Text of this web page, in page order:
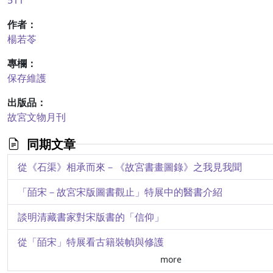
作者：
楊若苓
專欄：
保存維護
出版品：
故宮文物月刊
同期文章
從《石渠》相承而來－《故宮書畫圖錄》之我見我聞
「皕宋－故宮宋版圖書觀止」特展中的醫書介紹
談明清藏書家對宋版書的「信仰」
從「皕宋」特展看古籍裝幀與修護
more